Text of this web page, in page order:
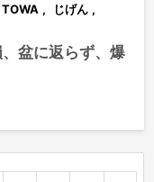
TOWA , じげん ,
盆に返らず、爆